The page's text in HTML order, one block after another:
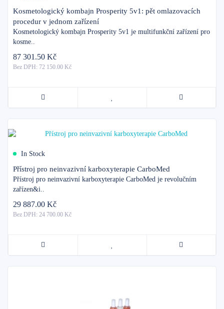
Kosmetologický kombajn Prosperity 5v1: pět omlazovacích
procedur v jednom zařízení
Kosmetologický kombajn Prosperity 5v1 je multifunkční zařízení pro
kosme..
87 301.50 Kč
Bez DPH: 72 150.00 Kč
In Stock
Přístroj pro neinvazivní karboxyterapie CarboMed
Přístroj pro neinvazivní karboxyterapie CarboMed je revolučním
zařízen&i..
29 887.00 Kč
Bez DPH: 24 700.00 Kč